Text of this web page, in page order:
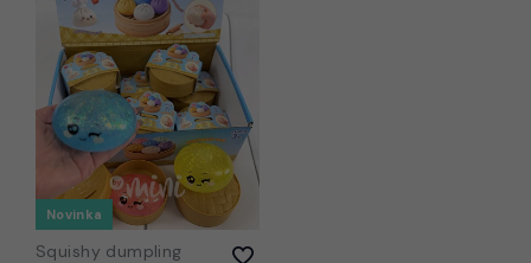
Novinka
Squishy dumpling